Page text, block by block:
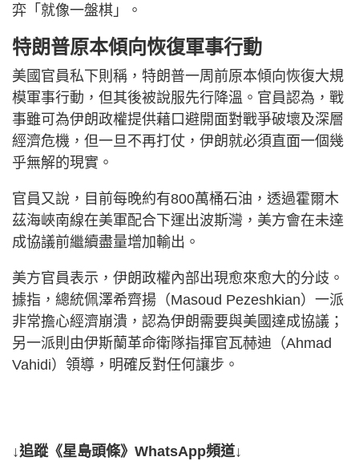
弈「就像一盤棋」。
特朗普原本傾向恢復軍事行動
美國官員私下則稱，特朗普一周前原本傾向恢復大規
模軍事行動，但其後被說服先行降溫。官員認為，戰
事雖可為伊朗政權提供藉口避開面對戰爭破壞及深層
經濟危機，但一旦不再打仗，伊朗就必須直面一個幾
乎無解的現實。
官員又說，目前每晚約有800萬桶石油，透過霍爾木
茲海峽南線在美軍配合下運出波斯灣，美方會在未達
成協議前繼續盡量增加輸出。
美方官員表示，伊朗政權內部出現愈來愈大的分歧。
據指，總統佩澤希齊揚（Masoud Pezeshkian）一派
非常擔心經濟崩潰，認為伊朗需要與美國達成協議；
另一派則由伊斯蘭革命衛隊指揮官瓦赫迪（Ahmad
Vahidi）領導，明確反對任何讓步。
↓追蹤《星島頭條》WhatsApp頻道↓